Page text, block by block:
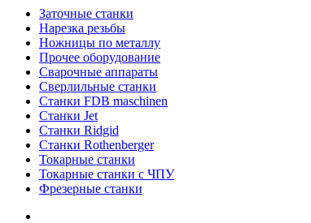
Заточные станки
Нарезка резьбы
Ножницы по металлу
Прочее оборудование
Сварочные аппараты
Сверлильные станки
Станки FDB maschinen
Станки Jet
Станки Ridgid
Станки Rothenberger
Токарные станки
Токарные станки с ЧПУ
Фрезерные станки